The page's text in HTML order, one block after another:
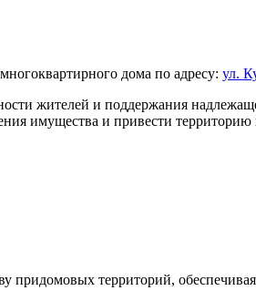
дома по адресу: ул.
жителей и поддержания
имущества и привести территорию
территорий,